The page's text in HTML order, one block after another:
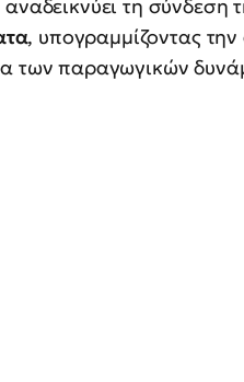
αναδεικνύει τη σύνδεση
, υπογραμμίζοντας
των παραγωγικών